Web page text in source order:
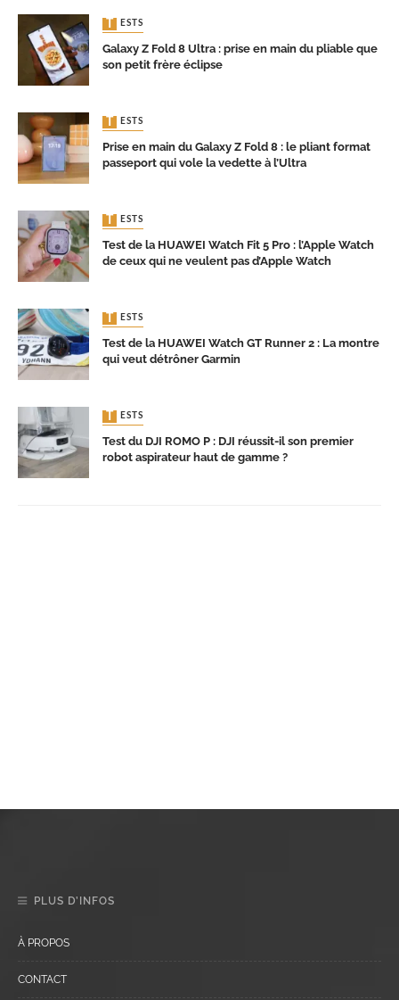
TESTS
Galaxy Z Fold 8 Ultra : prise en main du pliable que
son petit frère éclipse
TESTS
Prise en main du Galaxy Z Fold 8 : le pliant format
passeport qui vole la vedette à l’Ultra
TESTS
Test de la HUAWEI Watch Fit 5 Pro : l’Apple Watch
de ceux qui ne veulent pas d’Apple Watch
TESTS
Test de la HUAWEI Watch GT Runner 2 : La montre
qui veut détrôner Garmin
TESTS
Test du DJI ROMO P : DJI réussit-il son premier
robot aspirateur haut de gamme ?
PLUS D’INFOS
À PROPOS
CONTACT